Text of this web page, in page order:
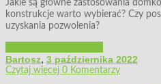
Jakie są główne zastosowania
konstrukcje warto wybierać? Czy
uzyskania pozwolenia?
Bartosz, 3 października 2022
Czytaj więcej 0 Komentarzy